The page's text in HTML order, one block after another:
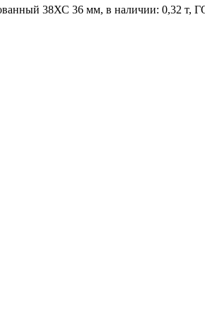
38ХС 36 мм, в наличии: 0,32 т,